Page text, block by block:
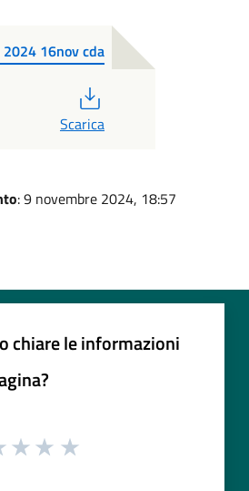
16nov cda
Scarica
: 9 novembre 2024, 18:57
chiare le informazioni